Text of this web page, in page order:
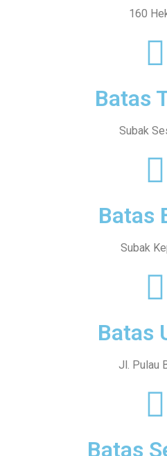
160
Batas
Subak
Batas
Subak
Batas
Jl. Pulau
Batas